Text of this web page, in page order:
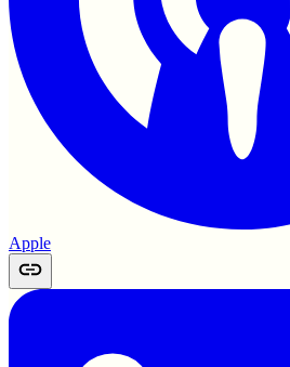
Apple